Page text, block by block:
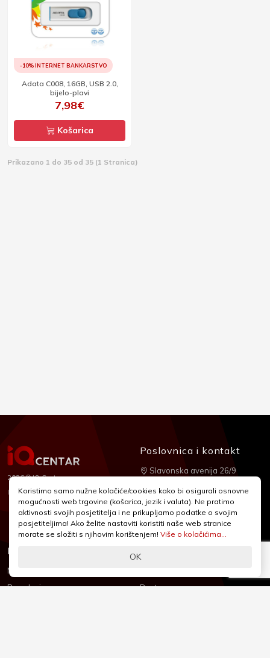
-10% INTERNET BANKARSTVO
Adata C008, 16GB, USB 2.0,
bijelo-plavi
7,98€
Košarica
Prikazano 1 do 35 od 35 (1 Stranica)
2026 © IQ Centar
Izrada:Nubilus
Informacije
Novosti & Promocije
Brandovi
Podrška
Dostava
Poslovnica i kontakt
Slavonska avenija 26/9
+385 1 2455 950
webshop@iqcentar.hr
Pon - Pet od 9 - 17h
Koristimo samo nužne kolačiće/cookies kako bi osigurali osnovne
mogućnosti web trgovine (košarica, jezik i valuta). Ne pratimo
aktivnosti svojih posjetitelja i ne prikupljamo podatke o svojim
posjetiteljima! Ako želite nastaviti koristiti naše web stranice
morate se složiti s njihovim korištenjem! Više o kolačićima...
OK